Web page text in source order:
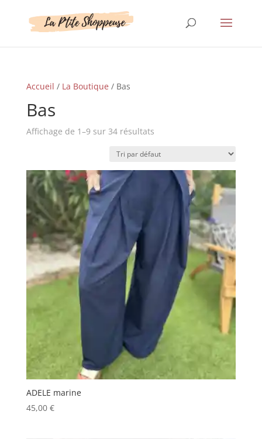
Accueil / La Boutique / Bas
Bas
Affichage de 1–9 sur 34 résultats
ADELE marine
45,00 €